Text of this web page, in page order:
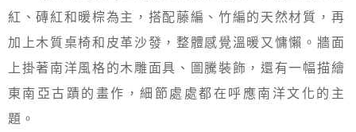
紅、磚紅和暖棕為主，搭配藤編、竹編的天然材質，再
加上木質桌椅和皮革沙發，整體感覺溫暖又慵懶。牆面
上掛著南洋風格的木雕面具、圖騰裝飾，還有一幅描繪
東南亞古蹟的畫作，細節處處都在呼應南洋文化的主
題。